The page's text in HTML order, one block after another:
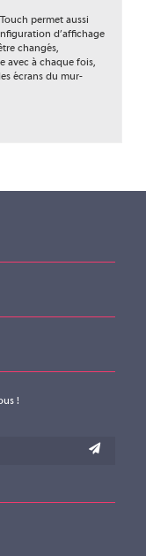
permet aussi
d’affichage
changés,
avec à chaque fois,
écrans du mur-
!